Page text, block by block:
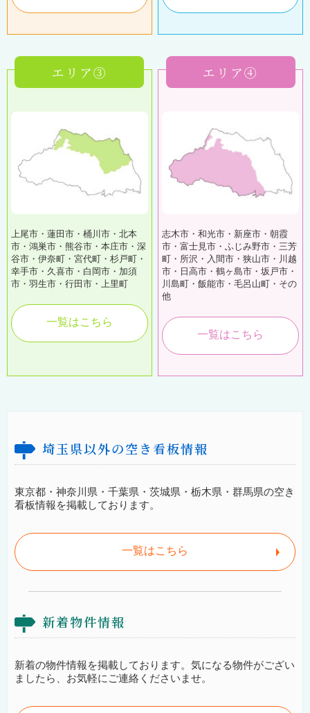
エリア③
上尾市・蓮田市・桶川市・北本
市・鴻巣市・熊谷市・本庄市・深
谷市・伊奈町・宮代町・杉戸町・
幸手市・久喜市・白岡市・加須
市・羽生市・行田市・上里町
一覧はこちら
エリア④
志木市・和光市・新座市・朝霞
市・富士見市・ふじみ野市・三芳
町・所沢・入間市・狭山市・川越
市・日高市・鶴ヶ島市・坂戸市・
川島町・飯能市・毛呂山町・その
他
一覧はこちら
埼玉県以外の空き看板情報
東京都・神奈川県・千葉県・茨城県・栃木県・群馬県の空き
看板情報を掲載しております。
一覧はこちら
新着物件情報
新着の物件情報を掲載しております。気になる物件がござい
ましたら、お気軽にご連絡くださいませ。